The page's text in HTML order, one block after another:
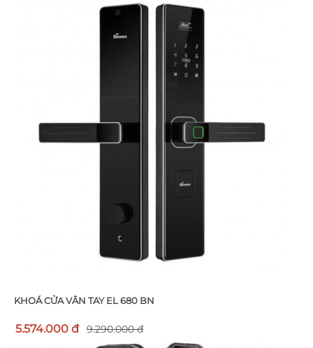
KHOÁ CỬA VÂN TAY EL 680 BN
5.574.000 đ 9.290.000 đ